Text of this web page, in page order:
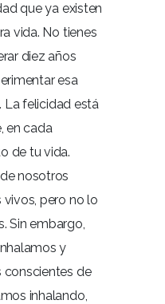
que ya existen
vida. No tienes
diez años
esa
La felicidad está
en cada
de tu vida.
nosotros
vivos, pero no lo
Sin embargo,
y
conscientes de
inhalando,